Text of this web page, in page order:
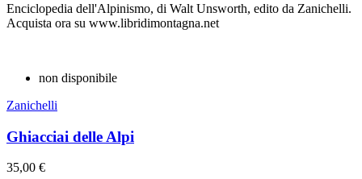
Enciclopedia dell'Alpinismo, di Walt Unsworth, edito da Zanichelli.
Acquista ora su www.libridimontagna.net
non disponibile
Zanichelli
Ghiacciai delle Alpi
35,00 €